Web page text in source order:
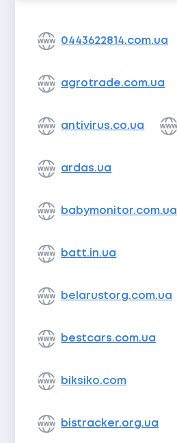
0443622814.com.ua
agrotrade.com.ua
antivirus.co.ua
ardas.ua
babymonitor.com.ua
batt.in.ua
belarustorg.com.ua
bestcars.com.ua
biksiko.com
bistracker.org.ua